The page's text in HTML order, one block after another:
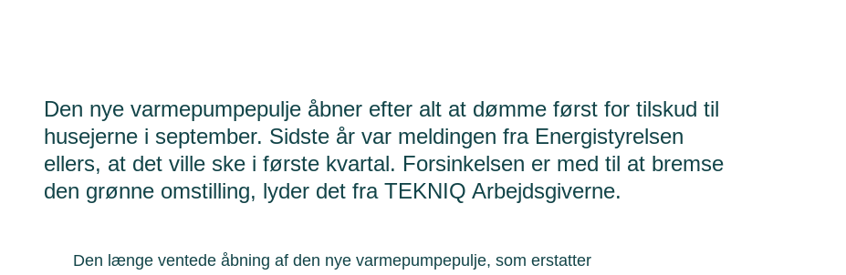
Den nye varmepumpepulje åbner efter alt at dømme først for tilskud til
husejerne i september. Sidste år var meldingen fra Energistyrelsen
ellers, at det ville ske i første kvartal. Forsinkelsen er med til at bremse
den grønne omstilling, lyder det fra TEKNIQ Arbejdsgiverne.
Den længe ventede åbning af den nye varmepumpepulje, som erstatter